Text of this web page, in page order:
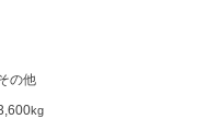
の他
kg